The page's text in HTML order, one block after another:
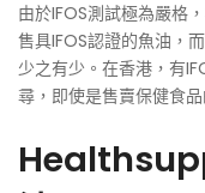
由於IFOS測試極為嚴格
售具IFOS認證的魚油，
少之有少。在香港，有
尋，即使是售賣保健食